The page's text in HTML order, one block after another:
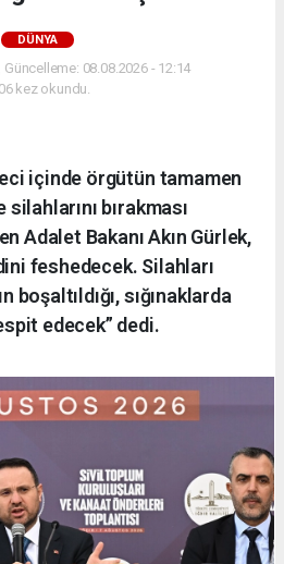
DÜNYA
Güncelleme: 08.08.2026 - 12:14
kez okundu.
içinde örgütün tamamen
bırakması
Adalet Bakanı Akın Gürlek,
feshedecek. Silahları
boşaltıldığı, sığınaklarda
edecek” dedi.